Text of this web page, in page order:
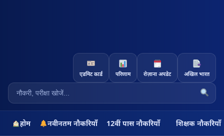
एडमिट कार्ड परिणाम रोज़ाना अपडेट अखिल भारत
होम नवीनतम नौकरियाँ 12वीं पास नौकरियाँ शिक्षक नौकरियाँ